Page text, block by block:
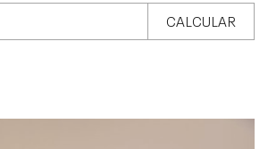
CALCULAR